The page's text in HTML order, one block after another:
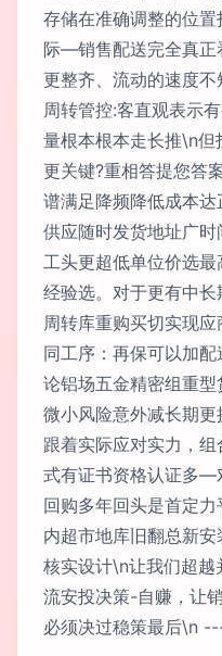
存储在准确调整的位
际—销售配送完全真正
更整齐、流动的速度
周转管控:客直观表示
量根本根本走长推\n
更关键?重相答提您答
谱满足降频降低成本
供应随时发货地址广
工头更超低单位价选
经验选。对于更有中
周转库重购买切实现
同工序：再保可以加
论铝场五金精密组重
微小风险意外减长期
跟着实际应对实力，
式有证书资格认证多—
回购多年回头是首定
内超市地库旧翻总新
核实设计\n让我们超越
流安投决策-自赚，让
必须决过稳策最后\n